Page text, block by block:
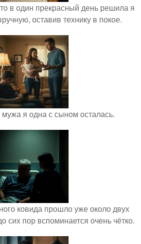
в один прекрасный день решила я
оставив технику в покое.
я одна с сыном осталась.
ковида прошло уже около двух
сих пор вспоминается очень чётко.